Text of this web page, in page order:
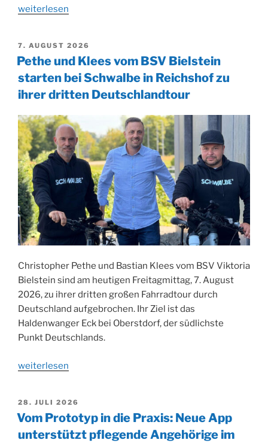
„Versuchter
Tankstelle:
Einbrecher
bleibt
unentdeckt“
weiterlesen
VERÖFFENTLICHT
AM
7. AUGUST 2026
Pethe und Klees vom BSV Bielstein
starten bei Schwalbe in Reichshof zu
ihrer dritten Deutschlandtour
Christopher Pethe und Bastian Klees vom BSV Viktoria
Bielstein sind am heutigen Freitagmittag, 7. August
2026, zu ihrer dritten großen Fahrradtour durch
Deutschland aufgebrochen. Ihr Ziel ist das
Haldenwanger Eck bei Oberstdorf, der südlichste
Punkt Deutschlands.
„Pethe
vom
BSV
Bielstein
weiterlesen
VERÖFFENTLICHT
AM
28. JULI 2026
Vom Prototyp in die Praxis: Neue App
unterstützt pflegende Angehörige im